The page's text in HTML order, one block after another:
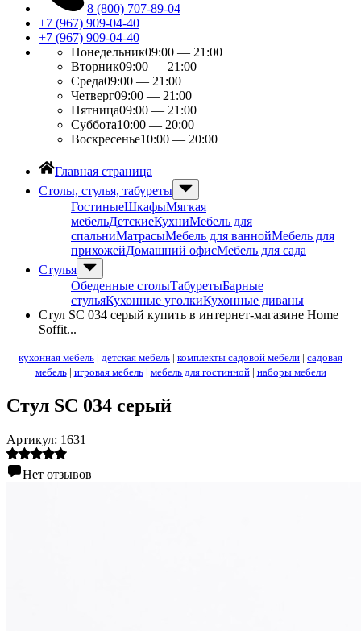
8 (800) 707-89-04
+7 (967) 909-04-40
+7 (967) 909-04-40
Понедельник09:00 — 21:00
Вторник09:00 — 21:00
Среда09:00 — 21:00
Четверг09:00 — 21:00
Пятница09:00 — 21:00
Суббота10:00 — 20:00
Воскресенье10:00 — 20:00
Главная страница
Столы, стулья, табуреты
ГостиныеШкафыМягкая
мебельДетскиеКухниМебель для
спальниМатрасыМебель для ваннойМебель для
прихожейДомашний офисМебель для сада
Стулья
Обеденные столыТабуретыБарные
стульяКухонные уголкиКухонные диваны
Стул SC 034 серый купить в интернет-магазине Home
Soffit...
кухонная мебель | детская мебель | комплекты садовой мебели | садовая
мебель| игровая мебель| мебель для гостинной| наборы мебели
Стул SC 034 серый
Артикул: 1631
Нет отзывов